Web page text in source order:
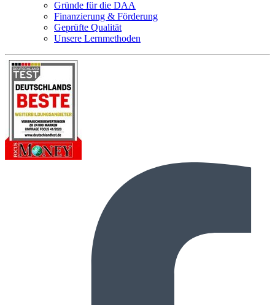
Gründe für die DAA
Finanzierung & Förderung
Geprüfte Qualität
Unsere Lernmethoden